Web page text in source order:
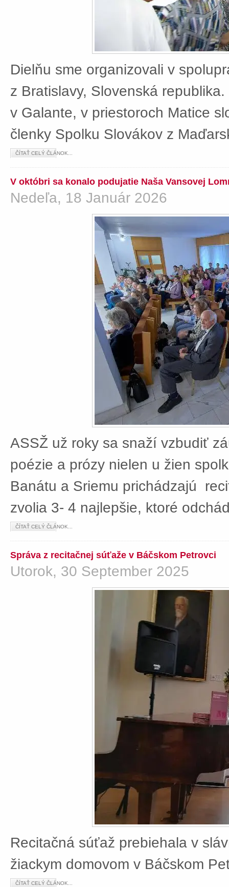
Dielňu sme organizovali v
z Bratislavy, Slovenská
v Galante, v priestoroch Matice
členky Spolku Slovákov z
ČÍTAŤ CELÝ ČLÁNOK...
V októbri sa konalo podujatie Naša Vansovej
Nedeľa, 18 Január 2026
ASSŽ už roky sa snaží vzbudiť
poézie a prózy nielen u žien
Banátu a Sriemu prichádzajú
zvolia 3- 4 najlepšie, ktoré
ČÍTAŤ CELÝ ČLÁNOK...
Správa z recitačnej súťaže v Báčskom Petrovci
Utorok, 30 September 2025
Recitačná súťaž prebiehala v
žiackym domovom v Báčskom
ČÍTAŤ CELÝ ČLÁNOK...